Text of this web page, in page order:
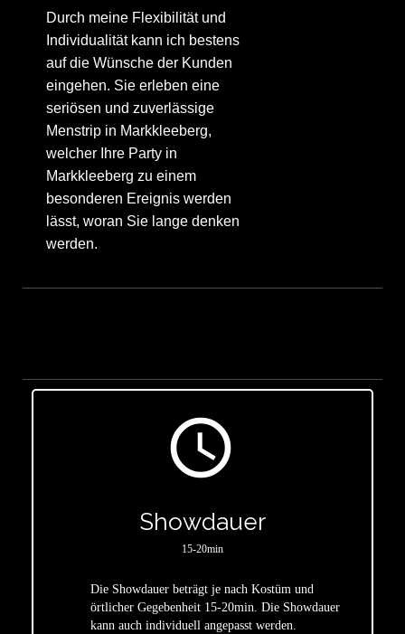
Durch meine Flexibilität und
Individualität kann ich bestens
auf die Wünsche der Kunden
eingehen. Sie erleben eine
seriösen und zuverlässige
Menstrip in Markkleeberg,
welcher Ihre Party in
Markkleeberg zu einem
besonderen Ereignis werden
lässt, woran Sie lange denken
werden.
access_time
Showdauer
15-20min
Die Showdauer beträgt je nach Kostüm und
örtlicher Gegebenheit 15-20min. Die Showdauer
kann auch individuell angepasst werden.